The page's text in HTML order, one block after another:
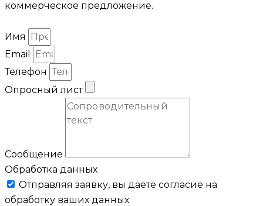
коммерческое предложение.
Имя
Email
Телефон
Опросный лист
Сообщение
Обработка данных
Отправляя заявку, вы даете согласие на
обработку ваших данных